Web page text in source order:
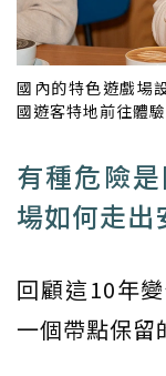
國內的特色遊戲場
國遊客特地前往體
有種危險
場如何走出
回顧這10年
一個帶點保留